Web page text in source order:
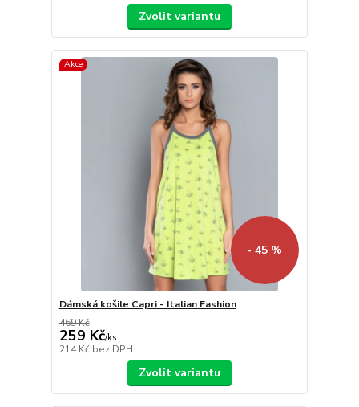
Zvolit variantu
Akce
- 45 %
Dámská košile Capri - Italian Fashion
469 Kč
259 Kč/ks
214 Kč bez DPH
Zvolit variantu